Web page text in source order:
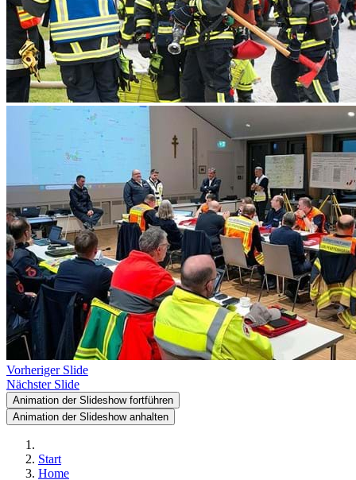
Vorheriger Slide
Nächster Slide
Animation der Slideshow fortführen
Animation der Slideshow anhalten
Start
Home